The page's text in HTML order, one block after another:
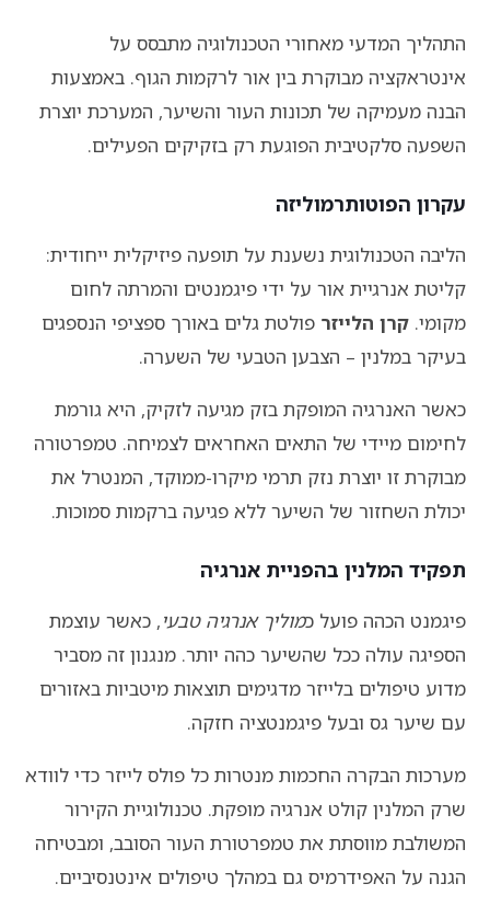
התהליך המדעי מאחורי הטכנולוגיה מתבסס על
אינטראקציה מבוקרת בין אור לרקמות הגוף. באמצעות
הבנה מעמיקה של תכונות העור והשיער, המערכת יוצרת
השפעה סלקטיבית הפוגעת רק בזקיקים הפעילים.
עקרון הפוטותרמוליזה
הליבה הטכנולוגית נשענת על תופעה פיזיקלית ייחודית:
קליטת אנרגיית אור על ידי פיגמנטים והמרתה לחום
מקומי. קרן הלייזר פולטת גלים באורך ספציפי הנספגים
בעיקר במלנין – הצבען הטבעי של השערה.
כאשר האנרגיה המופקת בזק מגיעה לזקיק, היא גורמת
לחימום מיידי של התאים האחראים לצמיחה. טמפרטורה
מבוקרת זו יוצרת נזק תרמי מיקרו-ממוקד, המנטרל את
יכולת השחזור של השיער ללא פגיעה ברקמות סמוכות.
תפקיד המלנין בהפניית אנרגיה
פיגמנט הכהה פועל כמוליך אנרגיה טבעי, כאשר עוצמת
הספיגה עולה ככל שהשיער כהה יותר. מנגנון זה מסביר
מדוע טיפולים בלייזר מדגימים תוצאות מיטביות באזורים
עם שיער גס ובעל פיגמנטציה חזקה.
מערכות הבקרה החכמות מנטרות כל פולס לייזר כדי לוודא
שרק המלנין קולט אנרגיה מופקת. טכנולוגיית הקירור
המשולבת מווסתת את טמפרטורת העור הסובב, ומבטיחה
הגנה על האפידרמיס גם במהלך טיפולים אינטנסיביים.